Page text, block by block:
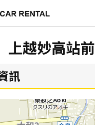
上越妙高站前
訊